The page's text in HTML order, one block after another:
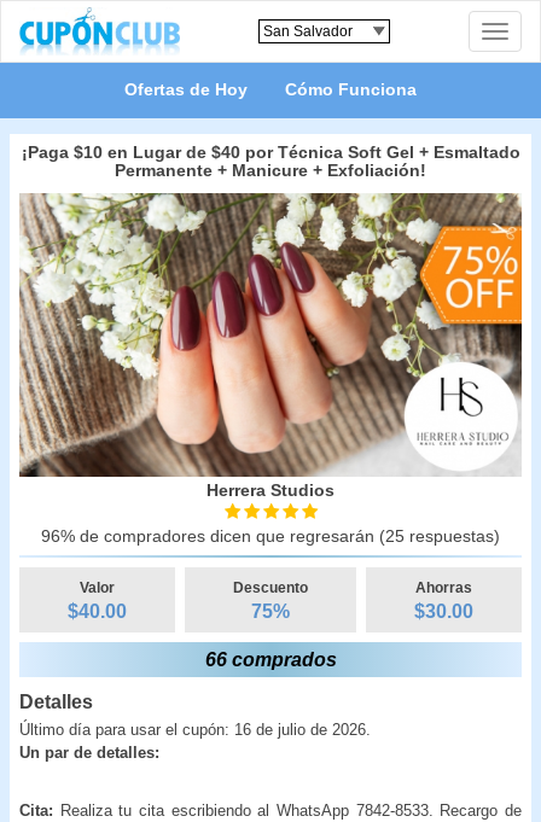
Toggle
Ofertas de Hoy Cómo Funciona
¡Paga $10 en Lugar de $40 por Técnica Soft Gel + Esmaltado
Permanente + Manicure + Exfoliación!
Herrera Studios
96% de compradores dicen que regresarán (25 respuestas)
Valor
$40.00
Descuento
75%
Ahorras
$30.00
66 comprados
Detalles
Último día para usar el cupón: 16 de julio de 2026.
Un par de detalles:
Cita: Realiza tu cita escribiendo al WhatsApp 7842-8533. Recargo de